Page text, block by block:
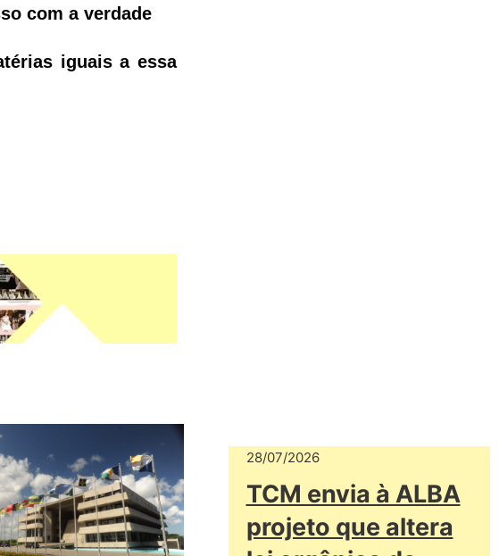
com a verdade
iguais a essa
28/07/2026
TCM envia à ALBA
projeto que altera